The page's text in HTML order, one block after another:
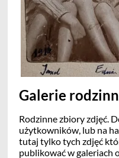
Galerie
Rodzinne zbiory zdjęć.
użytkowników, lub na
tutaj tylko tych zdjęć
publikować w galeriach